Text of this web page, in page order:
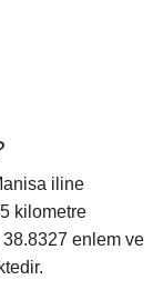
iline
kilometre
38.8327 enlem ve